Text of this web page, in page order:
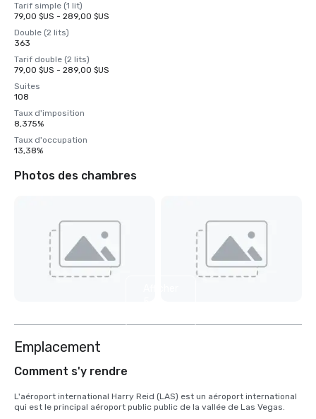
Tarif simple (1 lit)
79,00 $US - 289,00 $US
Double (2 lits)
363
Tarif double (2 lits)
79,00 $US - 289,00 $US
Suites
108
Taux d'imposition
8,375%
Taux d'occupation
13,38%
Photos des chambres
Emplacement
Comment s'y rendre
L'aéroport international Harry Reid (LAS) est un aéroport international
qui est le principal aéroport public public de la vallée de Las Vegas.